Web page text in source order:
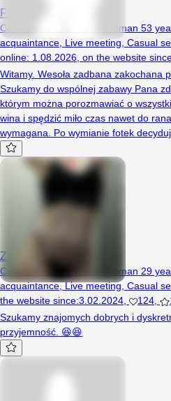
Fajnizdecydowani
Couple (Man 53 years, Woman 53
acquaintance Live meeting Casual
online: 1.08.2026 on the website
Witamy. Wesoła zadbana zakochana
Szukamy do wspólnej zabawy Pana
którym można porozmawiać o
wina i spędzić miło czas nawet do
wymagana. Po wymianie fotek
Zaryzykujess
Couple (Man 30 years, Woman 29
acquaintance,Live meeting, Casual
the website since:3.02.2024, 124,
Szukamy znajomych dobrych i
przyjemność. 😆😆